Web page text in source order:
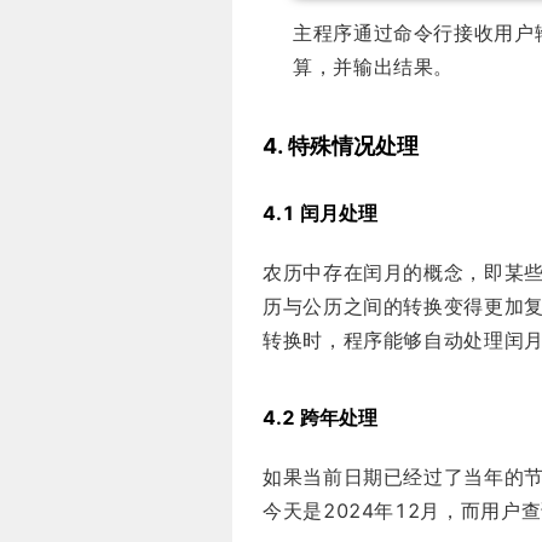
主程序通过命令行接收用
算，并输出结果。
4. 特殊情况处理
4.1 闰月处理
农历中存在闰月的概念，即某
历与公历之间的转换变得更加
转换时，程序能够自动处理闰
4.2 跨年处理
如果当前日期已经过了当年的
今天是2024年12月，而用户